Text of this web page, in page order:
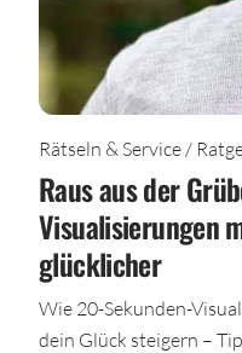
Rätseln & Service /
Raus aus der
Visualisierungen
glücklicher
Wie 20-Sekunden-
dein Glück steigern –